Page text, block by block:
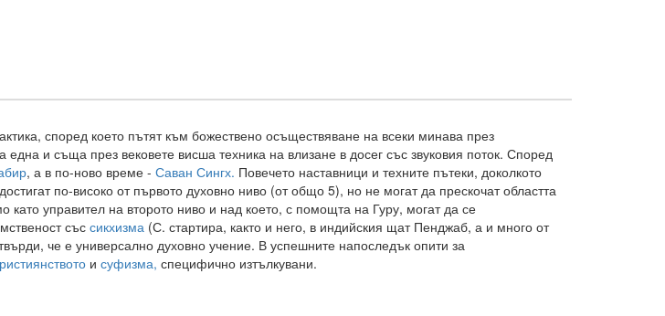
според което пътят към божествено осъществяване на всеки минава през
и съща през вековете висша техника на влизане в досег със звуковия поток. Според
, а в по-ново време - Саван Сингх. Повечето наставници и техните пътеки, доколкото
по-високо от първото духовно ниво (от общо 5), но не могат да прескочат областта
като управител на второто ниво и над което, с помощта на Гуру, могат да се
със сикхизма (С. стартира, както и него, в индийския щат Пенджаб, а и много от
че е универсално духовно учение. В успешните напоследък опити за
и суфизма, специфично изтълкувани.